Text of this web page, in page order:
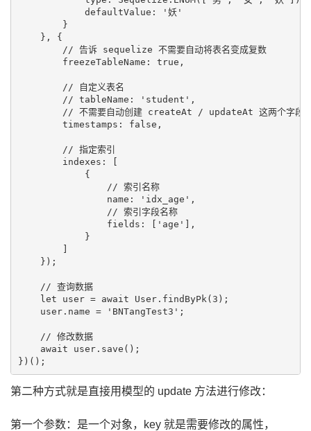
            defaultValue: '妖'
        }
    }, {
        // 告诉 sequelize 不需要自动将表名变成复数
        freezeTableName: true,
        // 自定义表名
        // tableName: 'student',
        // 不需要自动创建 createAt / updateAt 这两个字段
        timestamps: false,
        // 指定索引
        indexes: [
            {
                // 索引名称
                name: 'idx_age',
                // 索引字段名称
                fields: ['age'],
            }
        ]
    });
    // 查询数据
    let user = await User.findByPk(3);
    user.name = 'BNTangTest3';
    // 修改数据
    await user.save();
第二种方式就是直接用模型的 update 方法进行修改：
第一个参数：是一个对象，key 就是需要修改的属性，